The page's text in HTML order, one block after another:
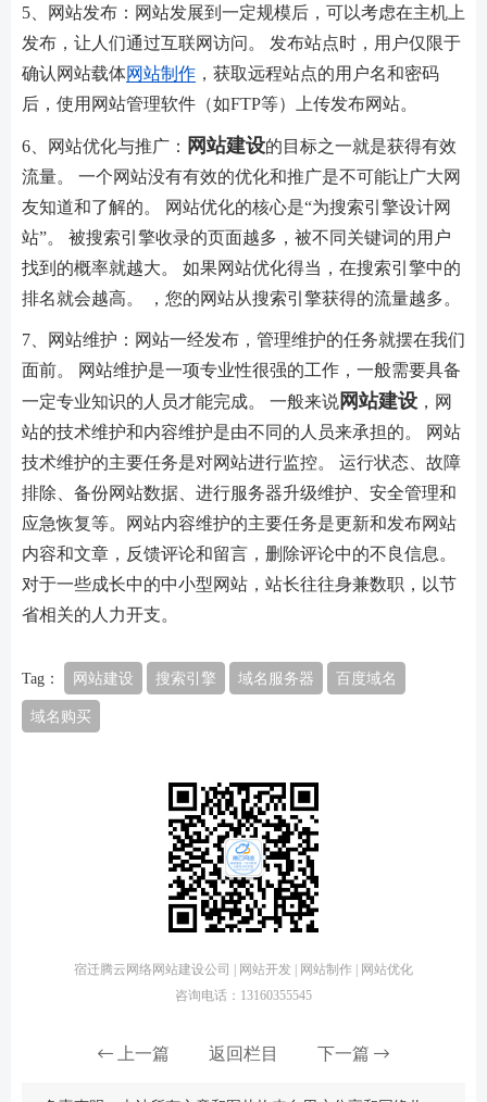
5、网站发布：网站发展到一定规模后，可以考虑在主机上
发布，让人们通过互联网访问。 发布站点时，用户仅限于
确认网站载体网站制作 ，获取远程站点的用户名和密码
后，使用网站管理软件（如FTP等）上传发布网站。
6、网站优化与推广： 网站建设的目标之一就是获得有效
流量。 一个网站没有有效的优化和推广是不可能让广大网
友知道和了解的。 网站优化的核心是“为搜索引擎设计网
站”。 被搜索引擎收录的页面越多，被不同关键词的用户
找到的概率就越大。 如果网站优化得当，在搜索引擎中的
排名就会越高。 ，您的网站从搜索引擎获得的流量越多。
7、网站维护：网站一经发布，管理维护的任务就摆在我们
面前。 网站维护是一项专业性很强的工作，一般需要具备
一定专业知识的人员才能完成。 一般来说网站建设 ，网
站的技术维护和内容维护是由不同的人员来承担的。 网站
技术维护的主要任务是对网站进行监控。 运行状态、故障
排除、备份网站数据、进行服务器升级维护、安全管理和
应急恢复等。网站内容维护的主要任务是更新和发布网站
内容和文章，反馈评论和留言，删除评论中的不良信息。
对于一些成长中的中小型网站，站长往往身兼数职，以节
省相关的人力开支。
Tag： 网站建设 搜索引擎 域名服务器 百度域名
域名购买
宿迁腾云网络网站建设公司 | 网站开发 | 网站制作 | 网站优化
咨询电话：13160355545
上一篇 返回栏目 下一篇